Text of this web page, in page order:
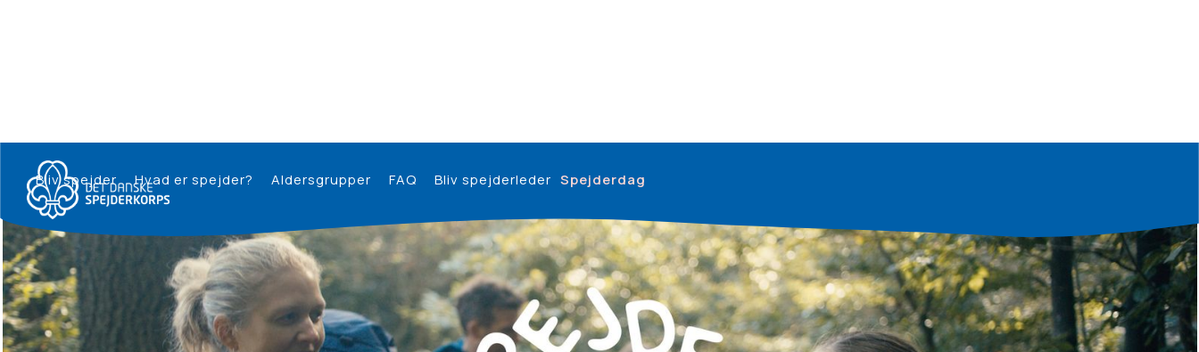
Bliv spejder Hvad er spejder? Aldersgrupper FAQ Bliv spejderleder Spejderdag